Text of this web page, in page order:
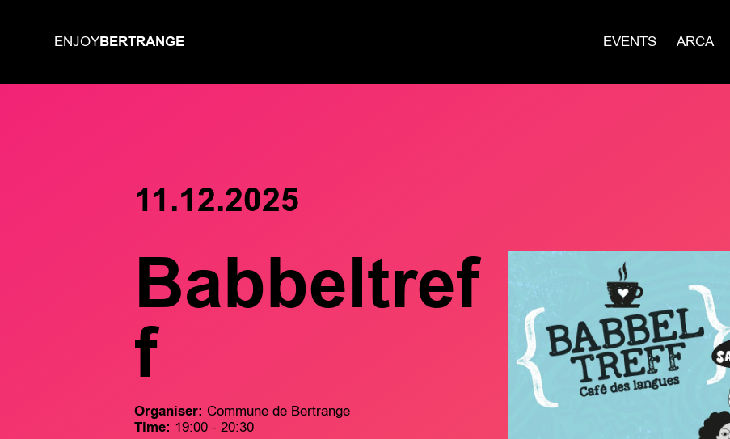
ENJOYBERTRANGE EVENTS ARCA
11.12.2025
Babbeltref
f
Organiser: Commune de Bertrange
Time: 19:00 - 20:30